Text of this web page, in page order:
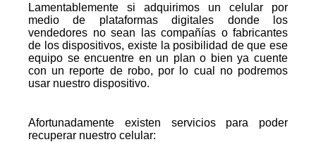
Lamentablemente si adquirimos un celular por
medio de plataformas digitales donde los
vendedores no sean las compañías o fabricantes
de los dispositivos, existe la posibilidad de que ese
equipo se encuentre en un plan o bien ya cuente
con un reporte de robo, por lo cual no podremos
usar nuestro dispositivo.
Afortunadamente existen servicios para poder
recuperar nuestro celular: